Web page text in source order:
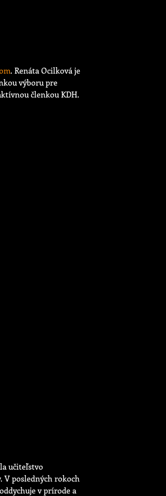
. Renáta Ocilková je
výboru pre
členkou KDH.
učiteľstvo
V posledných rokoch
v prírode a